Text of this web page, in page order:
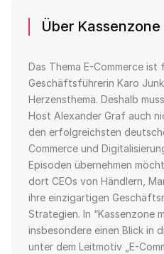
Über Kassenzone
Das Thema E-Commerce ist
Geschäftsführerin Karo
Herzensthema. Deshalb
Host Alexander Graf auch
den erfolgreichsten
Commerce und
Episoden übernehmen
dort CEOs von Händlern,
ihre einzigartigen
Strategien. In “Kassenzone
insbesondere einen Blick in
unter dem Leitmotiv „E-